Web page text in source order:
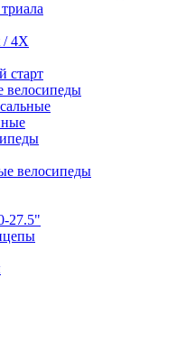
/ 4X
старт
велосипеды
велосипеды
27.5"